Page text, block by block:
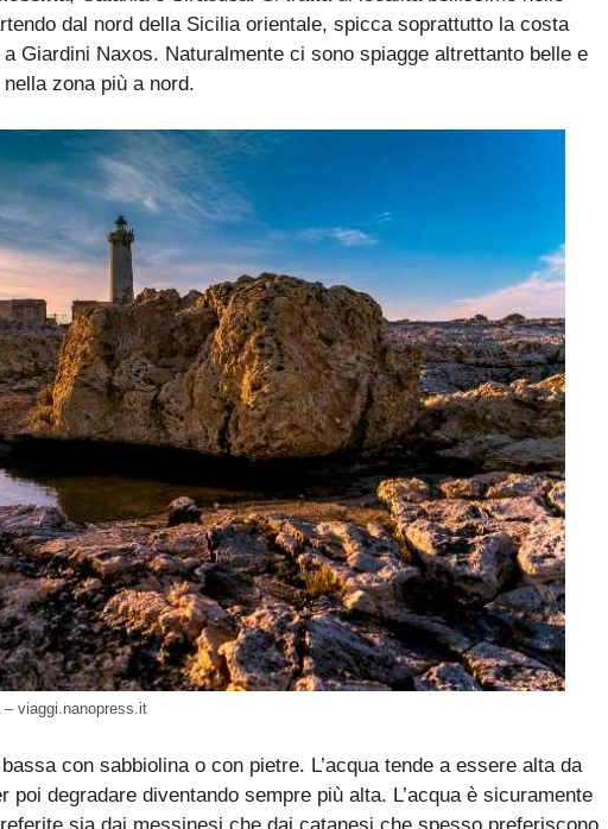
dal nord della Sicilia orientale, spicca soprattutto la costa
Giardini Naxos. Naturalmente ci sono spiagge altrettanto belle e
zona più a nord.
viaggi.nanopress.it
con sabbiolina o con pietre. L’acqua tende a essere alta da
degradare diventando sempre più alta. L’acqua è sicuramente
sia dai messinesi che dai catanesi che spesso preferiscono